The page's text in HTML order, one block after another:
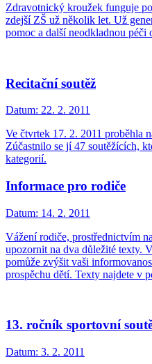
Zdravotnický kroužek funguje
zdejší ZŠ už několik let. Už
pomoc a další neodkladnou péči
Recitační soutěž
Datum: 22. 2. 2011
Ve čtvrtek 17. 2. 2011 proběhla
Zúčastnilo se jí 47 soutěžících,
kategorií.
Informace pro rodiče
Datum: 14. 2. 2011
Vážení rodiče, prostřednictvím
upozornit na dva důležité texty.
pomůže zvýšit vaši
prospěchu dětí. Texty najdete v
13. ročník sportovní
Datum: 3. 2. 2011